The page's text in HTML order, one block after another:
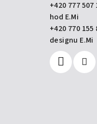
+420 777
hod E.Mi
+420 770
designu E.Mi